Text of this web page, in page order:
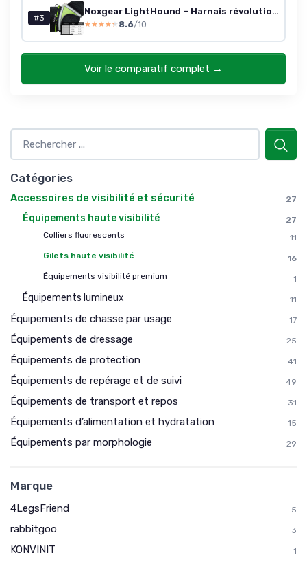
#3
Noxgear LightHound – Harnais révolutionnaire Lumineux réfléchissant Chiens, Comprenant Fibres optiques LED Multicolores (Rechargeable par USB, réglable, léger, résistant à la Pluie) (Taille Moyenne) Harnais LightHound Moyen
★★★★★
★★★★★ 8.6/10
Voir le comparatif complet →
Catégories
Accessoires de visibilité et sécurité 27
Équipements haute visibilité
27
Colliers fluorescents
11
Gilets haute visibilité
16
Équipements visibilité premium
1
Équipements lumineux 11
Équipements de chasse par usage 17
Équipements de dressage 25
Équipements de protection 41
Équipements de repérage et de suivi 49
Équipements de transport et repos 31
Équipements d’alimentation et hydratation 15
Équipements par morphologie 29
Marque
4LegsFriend 5
rabbitgoo 3
KONVINIT 1